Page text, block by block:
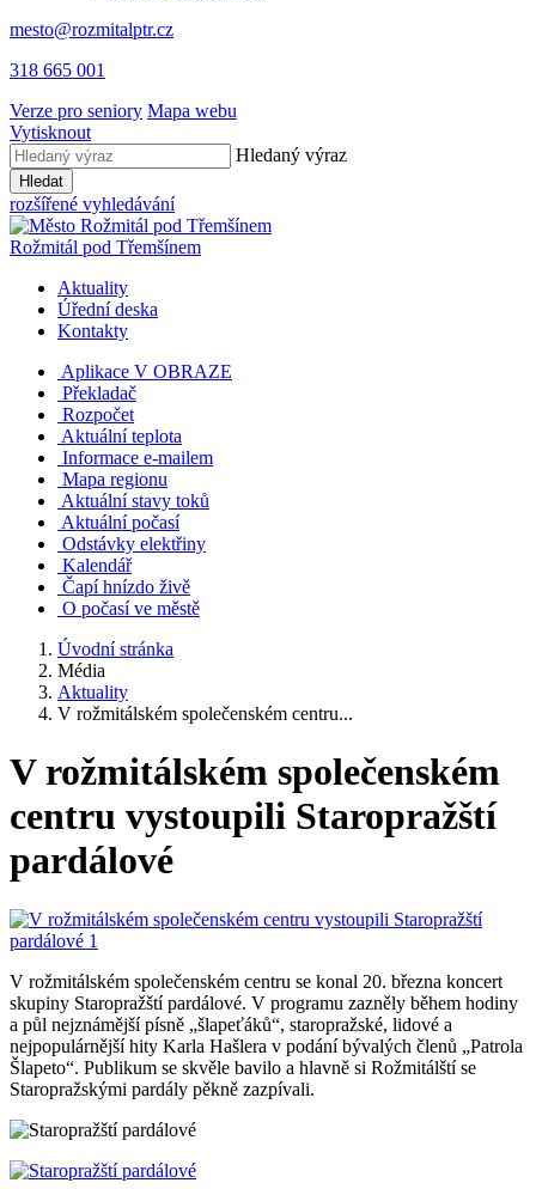
mesto@rozmitalptr.cz
318 665 001
Verze pro seniory Mapa webu
Vytisknout
Hledaný výraz
Hledat
rozšířené vyhledávání
Rožmitál pod Třemšínem
Aktuality
Úřední deska
Kontakty
Aplikace V OBRAZE
Překladač
Rozpočet
Aktuální teplota
Informace e-mailem
Mapa regionu
Aktuální stavy toků
Aktuální počasí
Odstávky elektřiny
Kalendář
Čapí hnízdo živě
O počasí ve městě
Úvodní stránka
Média
Aktuality
V rožmitálském společenském centru...
V rožmitálském společenském
centru vystoupili Staropražští
pardálové
V rožmitálském společenském centru se konal 20. března koncert
skupiny Staropražští pardálové. V programu zazněly během hodiny
a půl nejznámější písně „šlapeťáků“, staropražské, lidové a
nejpopulárnější hity Karla Hašlera v podání bývalých členů „Patrola
Šlapeto“. Publikum se skvěle bavilo a hlavně si Rožmitálští se
Staropražskými pardály pěkně zazpívali.